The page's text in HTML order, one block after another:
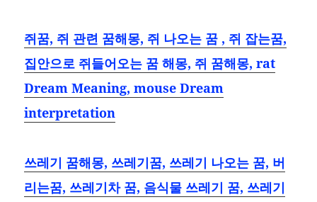
쥐꿈, 쥐 관련 꿈해몽, 쥐 나오는 꿈 , 쥐 잡는꿈,
집안으로 쥐들어오는 꿈 해몽, 쥐 꿈해몽, rat
Dream Meaning, mouse Dream
interpretation
쓰레기 꿈해몽, 쓰레기꿈, 쓰레기 나오는 꿈, 버
리는꿈, 쓰레기차 꿈, 음식물 쓰레기 꿈, 쓰레기